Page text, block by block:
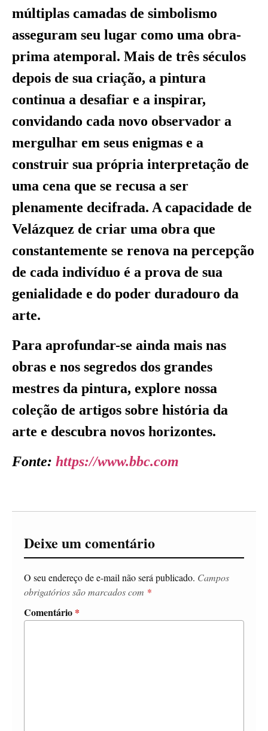
múltiplas camadas de simbolismo
asseguram seu lugar como uma obra-
prima atemporal. Mais de três séculos
depois de sua criação, a pintura
continua a desafiar e a inspirar,
convidando cada novo observador a
mergulhar em seus enigmas e a
construir sua própria interpretação de
uma cena que se recusa a ser
plenamente decifrada. A capacidade de
Velázquez de criar uma obra que
constantemente se renova na percepção
de cada indivíduo é a prova de sua
genialidade e do poder duradouro da
arte.
Para aprofundar-se ainda mais nas
obras e nos segredos dos grandes
mestres da pintura, explore nossa
coleção de artigos sobre história da
arte e descubra novos horizontes.
Fonte: https://www.bbc.com
Deixe um comentário
O seu endereço de e-mail não será publicado. Campos
obrigatórios são marcados com *
Comentário *